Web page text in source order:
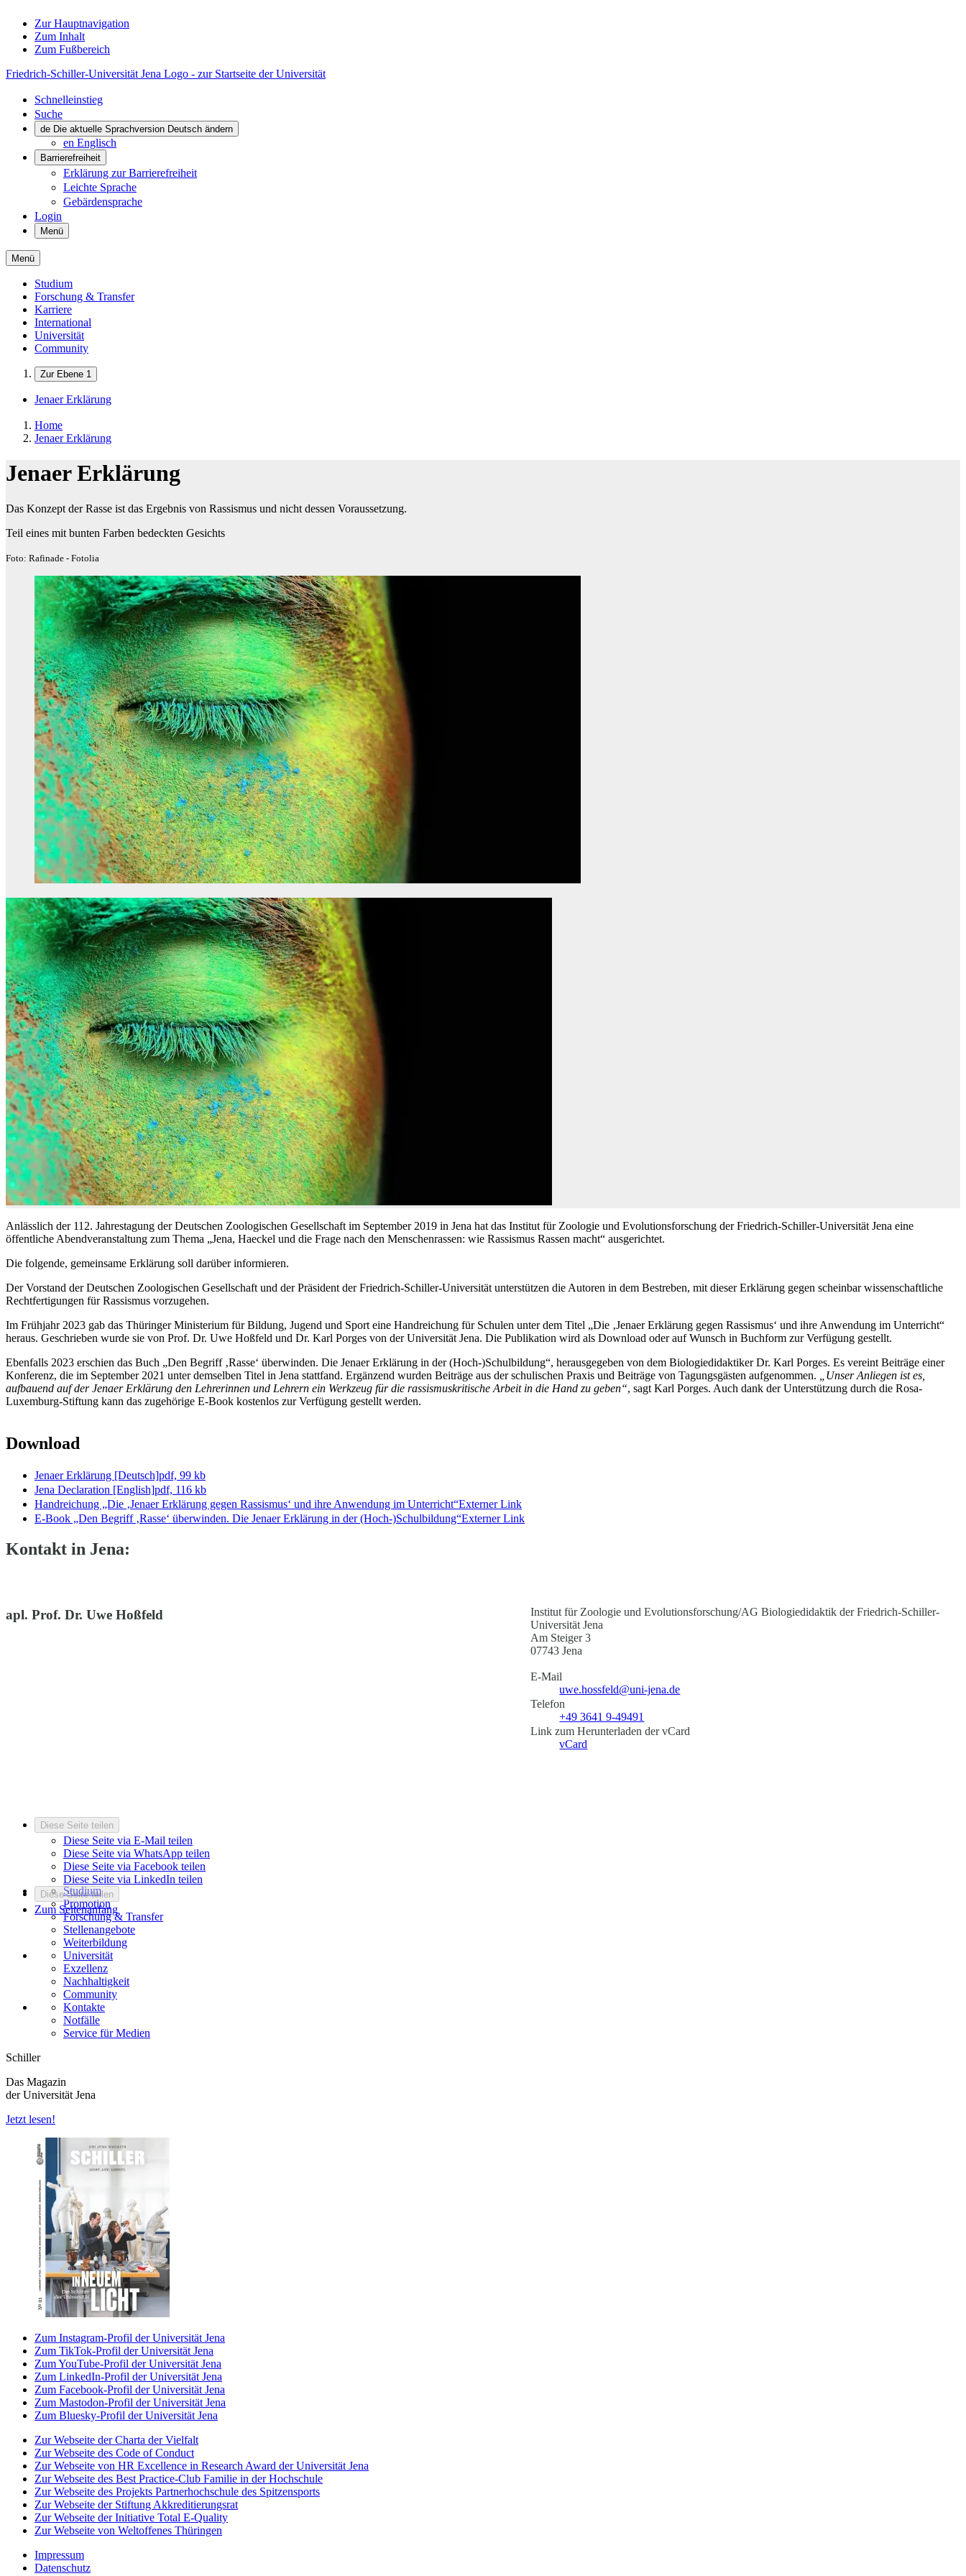
Zur Hauptnavigation
Zum Inhalt
Zum Fußbereich
Friedrich-Schiller-Universität Jena Logo - zur Startseite der Universität
Schnelleinstieg
Suche
de Die aktuelle Sprachversion Deutsch ändern
en Englisch
Barrierefreiheit
Erklärung zur Barrierefreiheit
Leichte Sprache
Gebärdensprache
Login
Menü
Menü
Studium
Forschung & Transfer
Karriere
International
Universität
Community
Zur Ebene 1
Jenaer Erklärung
Home
Jenaer Erklärung
Jenaer Erklärung
Das Konzept der Rasse ist das Ergebnis von Rassismus und nicht dessen Voraussetzung.
Teil eines mit bunten Farben bedeckten Gesichts
Foto: Rafinade - Fotolia
Anlässlich der 112. Jahrestagung der Deutschen Zoologischen Gesellschaft im September 2019 in Jena hat das Institut für Zoologie und Evolutionsforschung der Friedrich-Schiller-Universität Jena eine
öffentliche Abendveranstaltung zum Thema „Jena, Haeckel und die Frage nach den Menschenrassen: wie Rassismus Rassen macht“ ausgerichtet.
Die folgende, gemeinsame Erklärung soll darüber informieren.
Der Vorstand der Deutschen Zoologischen Gesellschaft und der Präsident der Friedrich-Schiller-Universität unterstützen die Autoren in dem Bestreben, mit dieser Erklärung gegen scheinbar wissenschaftliche
Rechtfertigungen für Rassismus vorzugehen.
Im Frühjahr 2023 gab das Thüringer Ministerium für Bildung, Jugend und Sport eine Handreichung für Schulen unter dem Titel „Die ‚Jenaer Erklärung gegen Rassismus‘ und ihre Anwendung im Unterricht“
heraus. Geschrieben wurde sie von Prof. Dr. Uwe Hoßfeld und Dr. Karl Porges von der Universität Jena. Die Publikation wird als Download oder auf Wunsch in Buchform zur Verfügung gestellt.
Ebenfalls 2023 erschien das Buch „Den Begriff ‚Rasse‘ überwinden. Die Jenaer Erklärung in der (Hoch-)Schulbildung“, herausgegeben von dem Biologiedidaktiker Dr. Karl Porges. Es vereint Beiträge einer
Konferenz, die im September 2021 unter demselben Titel in Jena stattfand. Ergänzend wurden Beiträge aus der schulischen Praxis und Beiträge von Tagungsgästen aufgenommen.
„Unser Anliegen ist es,
aufbauend auf der Jenaer Erklärung den Lehrerinnen und Lehrern ein Werkzeug für die rassismuskritische Arbeit in die Hand zu geben“, sagt Karl Porges. Auch dank der Unterstützung durch die Rosa-
Luxemburg-Stiftung kann das zugehörige E-Book kostenlos zur Verfügung gestellt werden.
Download
Jenaer Erklärung [Deutsch]pdf, 99 kb
Jena Declaration [English]pdf, 116 kb
Handreichung „Die ‚Jenaer Erklärung gegen Rassismus‘ und ihre Anwendung im Unterricht“Externer Link
E-Book „Den Begriff ‚Rasse‘ überwinden. Die Jenaer Erklärung in der (Hoch-)Schulbildung“Externer Link
Kontakt in Jena:
apl. Prof. Dr. Uwe Hoßfeld
Institut für Zoologie und Evolutionsforschung/AG Biologiedidaktik der Friedrich-Schiller-
Universität Jena
Am Steiger 3
07743 Jena
E-Mail
uwe.hossfeld@uni-jena.de
Telefon
+49 3641 9-49491
Link zum Herunterladen der vCard
vCard
Diese Seite teilen
Diese Seite via E-Mail teilen
Diese Seite via WhatsApp teilen
Diese Seite via Facebook teilen
Diese Seite via LinkedIn teilen
Diese Seite teilen
Zum Seitenanfang
Studium
Promotion
Forschung & Transfer
Stellenangebote
Weiterbildung
Universität
Exzellenz
Nachhaltigkeit
Community
Kontakte
Notfälle
Service für Medien
Schiller
Das Magazin
der Universität Jena
Jetzt lesen!
Zum Instagram-Profil der Universität Jena
Zum TikTok-Profil der Universität Jena
Zum YouTube-Profil der Universität Jena
Zum LinkedIn-Profil der Universität Jena
Zum Facebook-Profil der Universität Jena
Zum Mastodon-Profil der Universität Jena
Zum Bluesky-Profil der Universität Jena
Zur Webseite der Charta der Vielfalt
Zur Webseite des Code of Conduct
Zur Webseite von HR Excellence in Research Award der Universität Jena
Zur Webseite des Best Practice-Club Familie in der Hochschule
Zur Webseite des Projekts Partnerhochschule des Spitzensports
Zur Webseite der Stiftung Akkreditierungsrat
Zur Webseite der Initiative Total E-Quality
Zur Webseite von Weltoffenes Thüringen
Impressum
Datenschutz